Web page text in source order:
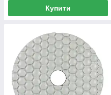
Купити